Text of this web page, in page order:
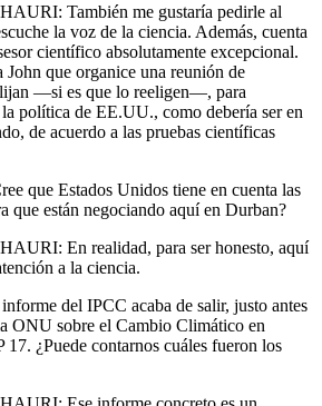
También me gustaría pedirle al
la voz de la ciencia. Además, cuenta
científico absolutamente excepcional.
John que organice una reunión de
—si es que lo reeligen—, para
política de EE.UU., como debería ser en
de acuerdo a las pruebas científicas
que Estados Unidos tiene en cuenta las
que están negociando aquí en Durban?
En realidad, para ser honesto, aquí
a la ciencia.
del IPCC acaba de salir, justo antes
ONU sobre el Cambio Climático en
¿Puede contarnos cuáles fueron los